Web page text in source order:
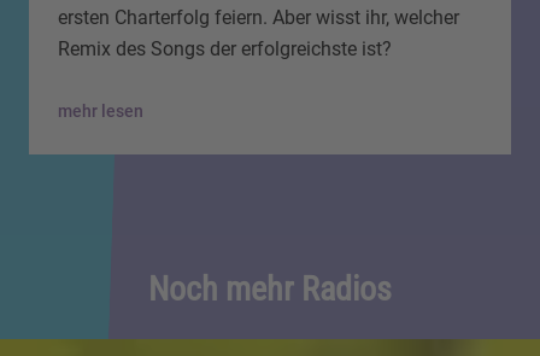
ersten Charterfolg feiern. Aber wisst ihr, welcher
Remix des Songs der erfolgreichste ist?
mehr lesen
Noch mehr Radios